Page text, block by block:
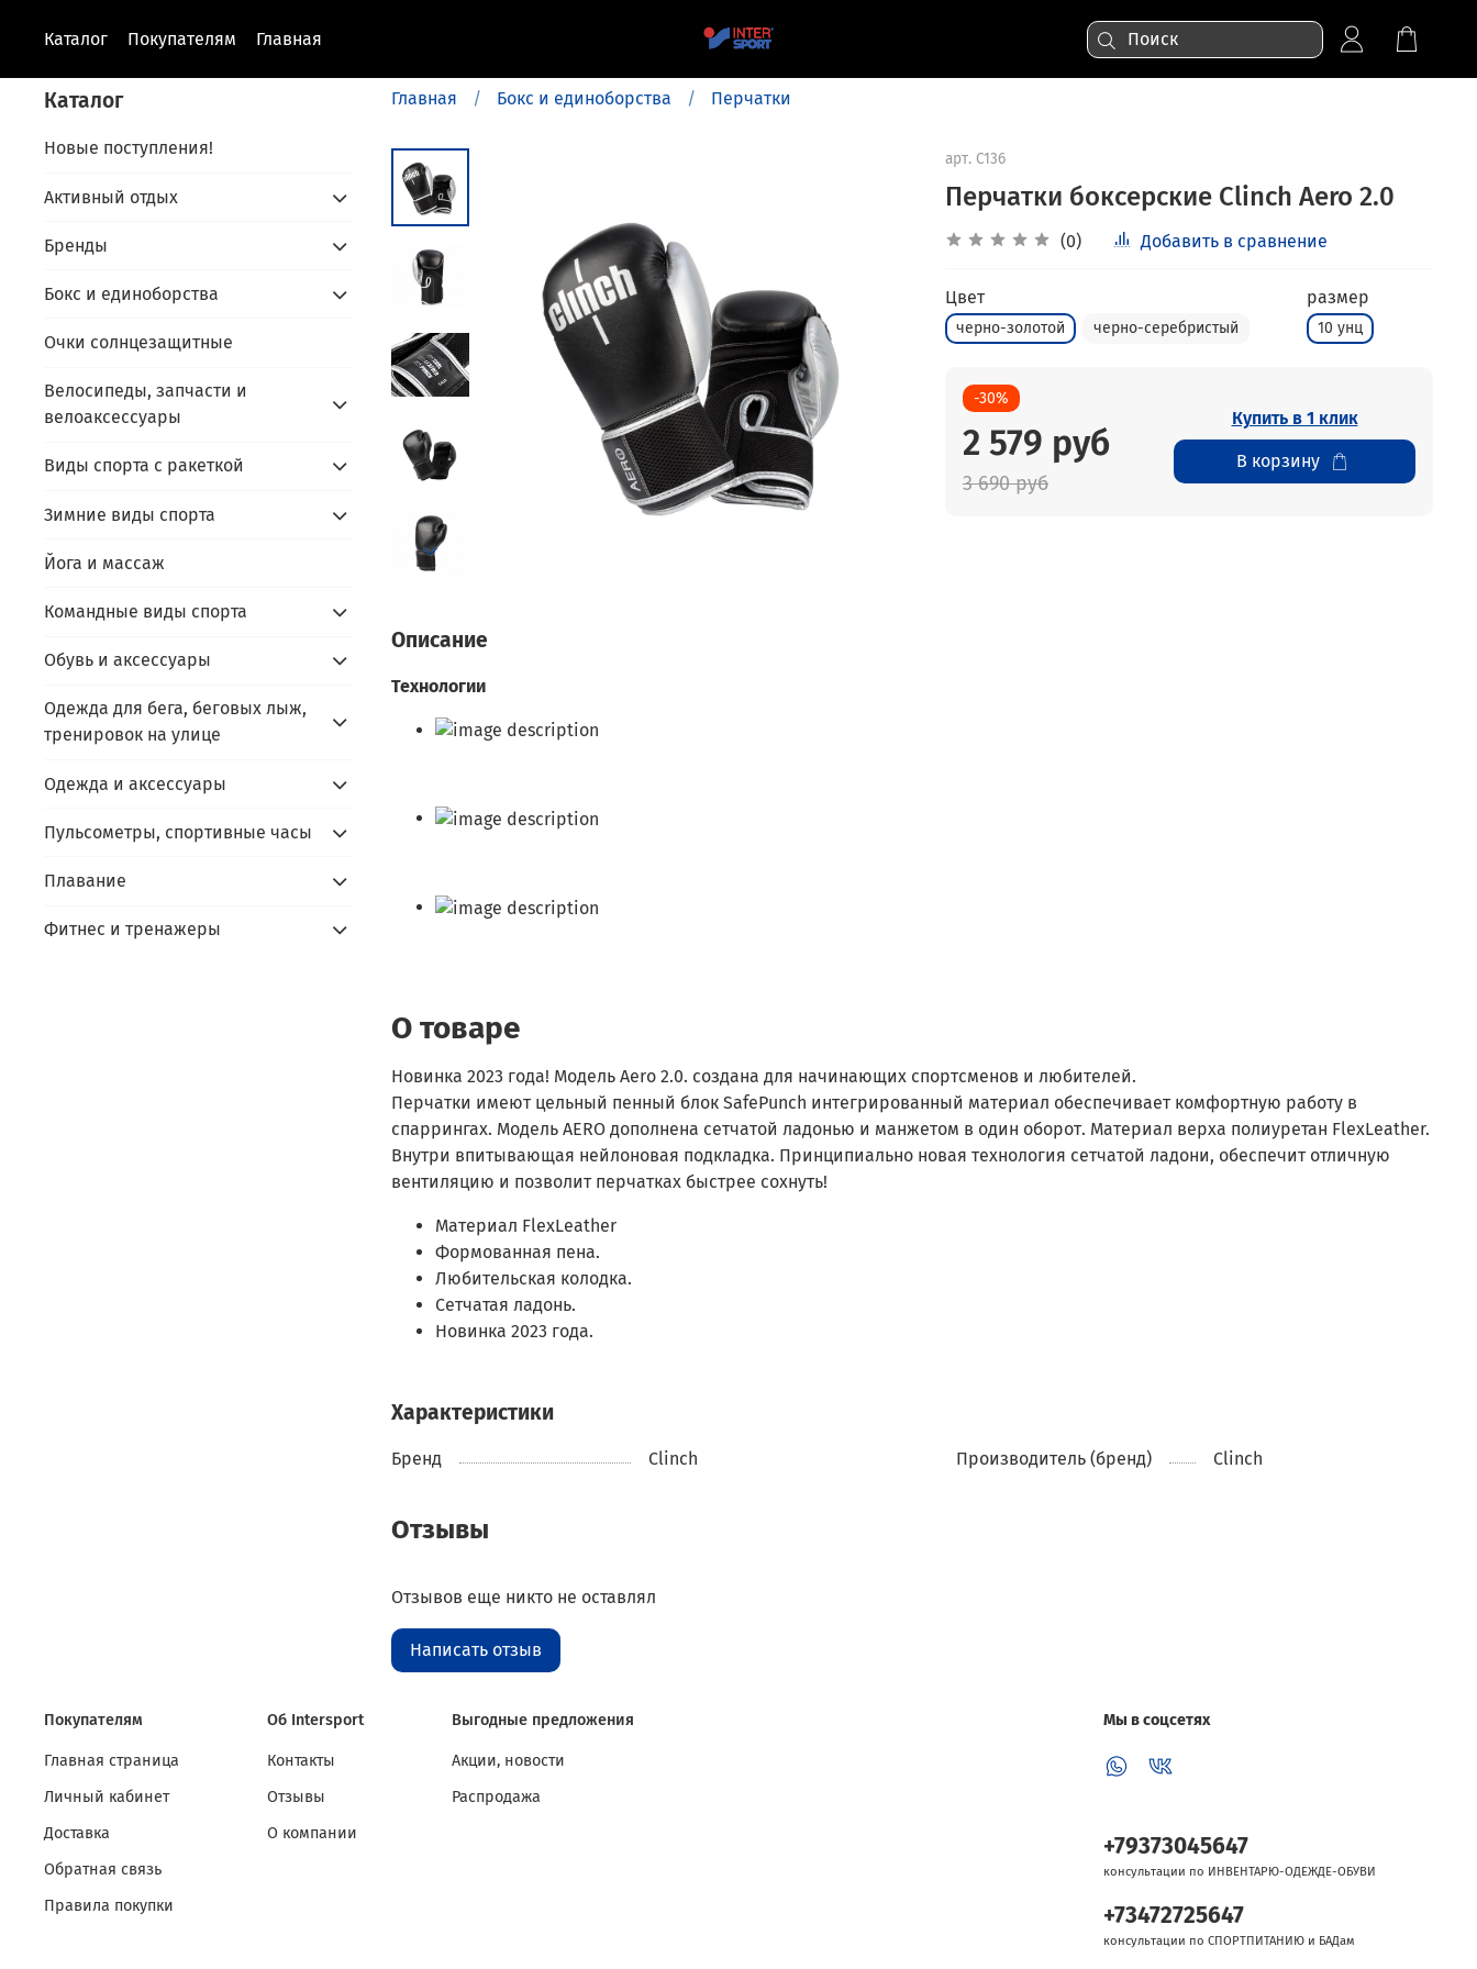
Каталог Покупателям Главная
Главная Бокс и единоборства Перчатки
арт. C136
Перчатки боксерские Clinch Aero 2.0
(0) Добавить в сравнение
Цвет
черно-золотой черно-серебристый
размер
10 унц
-30%
2 579 руб
3 690 руб
Купить в 1 клик
В корзину
Описание
Технологии
О товаре
Новинка 2023 года! Модель Aero 2.0. создана для начинающих спортсменов и любителей.
Перчатки имеют цельный пенный блок SafePunch интегрированный материал обеспечивает комфортную работу в
спаррингах. Модель AERO дополнена сетчатой ладонью и манжетом в один оборот. Материал верха полиуретан FlexLeather.
Внутри впитывающая нейлоновая подкладка. Принципиально новая технология сетчатой ладони, обеспечит отличную
вентиляцию и позволит перчатках быстрее сохнуть!
Материал FlexLeather
Формованная пена.
Любительская колодка.
Сетчатая ладонь.
Новинка 2023 года.
Характеристики
Бренд Clinch Производитель (бренд) Clinch
Отзывы
Отзывов еще никто не оставлял
Написать отзыв
Каталог
Новые поступления!
Активный отдых
Бренды
Бокс и единоборства
Очки солнцезащитные
Велосипеды, запчасти и
велоаксессуары
Виды спорта с ракеткой
Зимние виды спорта
Йога и массаж
Командные виды спорта
Обувь и аксессуары
Одежда для бега, беговых лыж,
тренировок на улице
Одежда и аксессуары
Пульсометры, спортивные часы
Плавание
Фитнес и тренажеры
Покупателям
Главная страница
Личный кабинет
Доставка
Обратная связь
Правила покупки
Об Intersport
Контакты
Отзывы
О компании
Выгодные предложения
Акции, новости
Распродажа
Мы в соцсетях
+79373045647
консультации по ИНВЕНТАРЮ-ОДЕЖДЕ-ОБУВИ
+73472725647
консультации по СПОРТПИТАНИЮ и БАДам